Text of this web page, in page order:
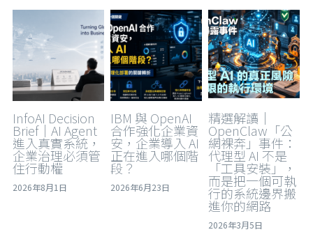
InfoAI Decision
Brief｜AI Agent
進入真實系統，
企業治理必須管
住行動權
2026年8月1日
IBM 與 OpenAI
合作強化企業資
安，企業導入 AI
正在進入哪個階
段？
2026年6月23日
精選解讀｜
OpenClaw「公
網裸奔」事件：
代理型 AI 不是
「工具安裝」，
而是把一個可執
行的系統邊界搬
進你的網路
2026年3月5日